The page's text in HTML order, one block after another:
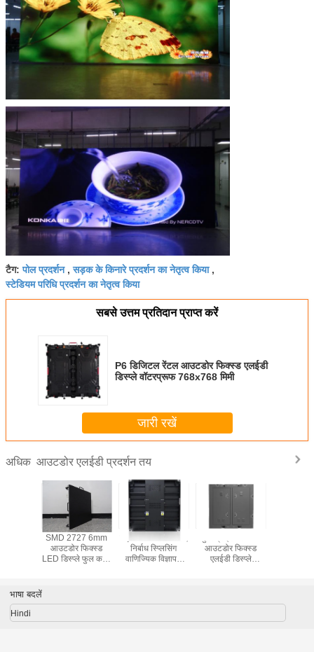
टैग:पोल प्रदर्शन,सड़क के किनारे प्रदर्शन का नेतृत्व किया,
स्टेडियम परिधि प्रदर्शन का नेतृत्व किया
सबसे उत्तम प्रतिदान प्राप्त करें
P6 डिजिटल रेंटल आउटडोर फिक्स्ड एलईडी
डिस्प्ले वॉटरप्रूफ 768x768 मिमी
जारी रखें
अधिक आउटडोर एलईडी प्रदर्शन तय
SMD 2727 6mm
आउटडोर फिक्स्ड
LED डिस्प्ले फुल कलर
सड़क के किनारे के लिए
निर्बाध स्प्लिसिंग
वाणिज्यिक विज्ञापन
आउटडोर फिक्स्ड
एलईडी डिस्प्ले
भाषा बदलें
Hindi